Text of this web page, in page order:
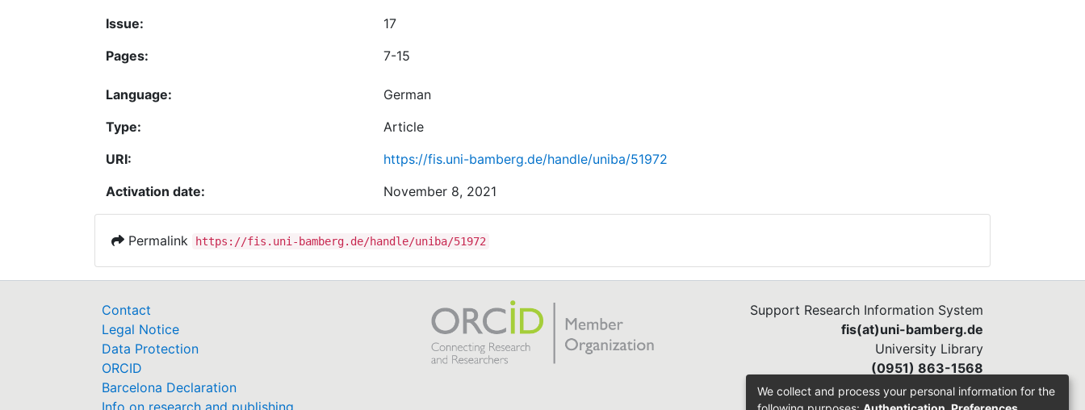
Issue:
17
Pages:
7-15
Language:
German
Type:
Article
URI:
https://fis.uni-bamberg.de/handle/uniba/51972
Activation date:
November 8, 2021
Permalink https://fis.uni-bamberg.de/handle/uniba/51972
Contact
Legal Notice
Data Protection
ORCID
Barcelona Declaration
Info on research and publishing
Support Research Information System
fis(at)uni-bamberg.de
University Library
(0951) 863-1568
We collect and process your personal information for the